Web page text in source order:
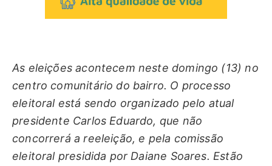
As eleições acontecem neste domingo (13) no
centro comunitário do bairro. O processo
eleitoral está sendo organizado pelo atual
presidente Carlos Eduardo, que não
concorrerá a reeleição, e pela comissão
eleitoral presidida por Daiane Soares. Estão